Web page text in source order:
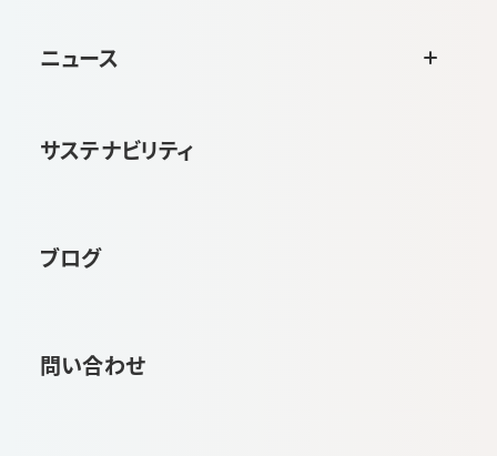
ニュース
サステナビリティ
ブログ
問い合わせ